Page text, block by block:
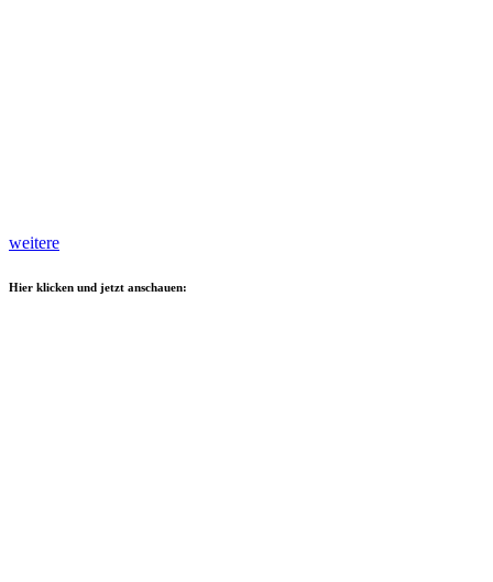
weitere
Hier klicken und jetzt anschauen: